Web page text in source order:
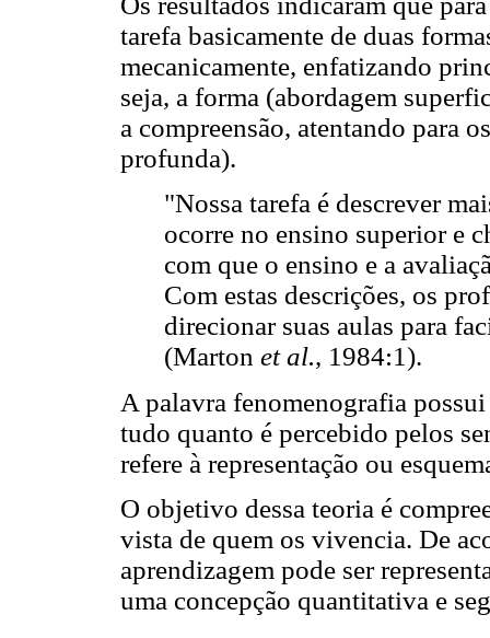
tarefa basicamente de duas
mecanicamente, enfatizando
seja, a forma (abordagem
a compreensão, atentando para
profunda).
"Nossa tarefa é descrever
ocorre no ensino superior e
com que o ensino e a
Com estas descrições, os
direcionar suas aulas para
(Marton et al., 1984:1).
A palavra fenomenografia
tudo quanto é percebido pelos
refere à representação ou
O objetivo dessa teoria é
vista de quem os vivencia. De
aprendizagem pode ser
uma concepção quantitativa e